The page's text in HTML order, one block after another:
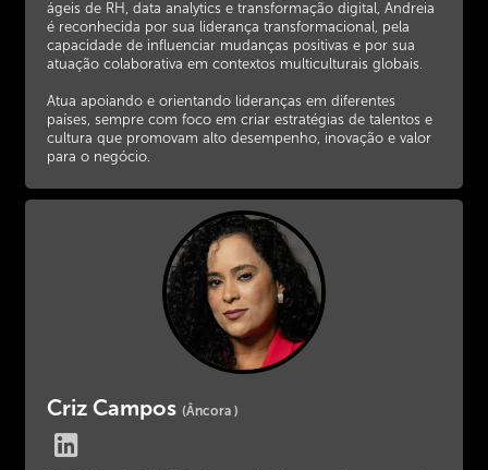
ágeis de RH, data analytics e transformação digital, Andreia
é reconhecida por sua liderança transformacional, pela
capacidade de influenciar mudanças positivas e por sua
atuação colaborativa em contextos multiculturais globais.
Atua apoiando e orientando lideranças em diferentes
países, sempre com foco em criar estratégias de talentos e
cultura que promovam alto desempenho, inovação e valor
para o negócio.
Criz Campos (Âncora )